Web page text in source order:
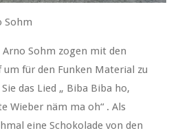
Sohm
Arno Sohm zogen mit den
für den Funken Material zu
das Lied „ Biba Biba ho,
Wieber näm ma oh“ . Als
eine Schokolade von den